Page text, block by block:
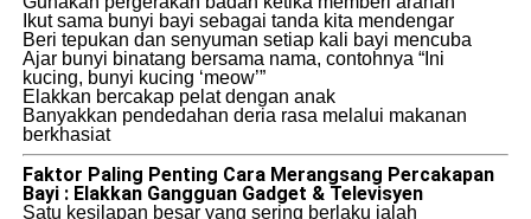
Ikut sama bunyi bayi sebagai tanda kita mendengar
Beri tepukan dan senyuman setiap kali bayi mencuba
Ajar bunyi binatang bersama nama, contohnya “Ini
kucing, bunyi kucing ‘meow’”
Elakkan bercakap pelat dengan anak
Banyakkan pendedahan deria rasa melalui makanan
berkhasiat
Faktor Paling Penting Cara Merangsang Percakapan
Bayi : Elakkan Gangguan Gadget & Televisyen
Satu kesilapan besar yang sering berlaku ialah